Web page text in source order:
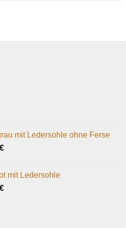
mit Ledersohle ohne Ferse
€Aktueller
59,95 €.
mit Ledersohle
€Aktueller